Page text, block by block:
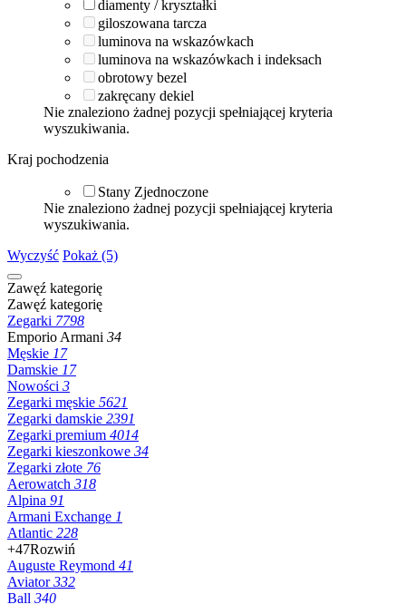
diamenty / kryształki
giloszowana tarcza
luminova na wskazówkach
luminova na wskazówkach i indeksach
obrotowy bezel
zakręcany dekiel
Nie znaleziono żadnej pozycji spełniającej kryteria
wyszukiwania.
Kraj pochodzenia
Stany Zjednoczone
Nie znaleziono żadnej pozycji spełniającej kryteria
wyszukiwania.
Wyczyść Pokaż (5)
Zawęź kategorię
Zawęź kategorię
Zegarki 7798
Emporio Armani 34
Męskie 17
Damskie 17
Nowości 3
Zegarki męskie 5621
Zegarki damskie 2391
Zegarki premium 4014
Zegarki kieszonkowe 34
Zegarki złote 76
Aerowatch 318
Alpina 91
Armani Exchange 1
Atlantic 228
+47Rozwiń
Auguste Reymond 41
Aviator332
Ball 340